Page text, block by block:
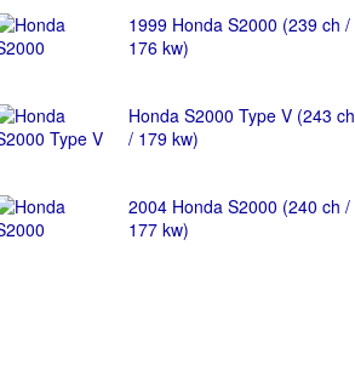
1999 Honda S2000 (239 ch /
176 kw)
Honda S2000 Type V (243 ch
/ 179 kw)
2004 Honda S2000 (240 ch /
177 kw)